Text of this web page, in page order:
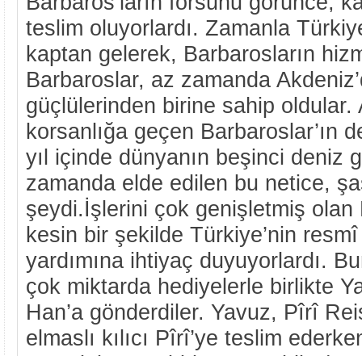
teslim oluyorlardı. Zamanla
kaptan gelerek, Barbarosların
Barbaroslar, az zamanda
güçlülerinden birine sahip oldular.
korsanlığa geçen Barbaroslar’ın
yıl içinde dünyanın beşinci deniz
zamanda elde edilen bu netice,
şeydi.İşlerini çok genişletmiş olan
kesin bir şekilde Türkiye’nin
yardımına ihtiyaç duyuyorlardı.
çok miktarda hediyelerle birlikte
Han’a gönderdiler. Yavuz, Pîrî
elmaslı kılıcı Pîrî’ye teslim